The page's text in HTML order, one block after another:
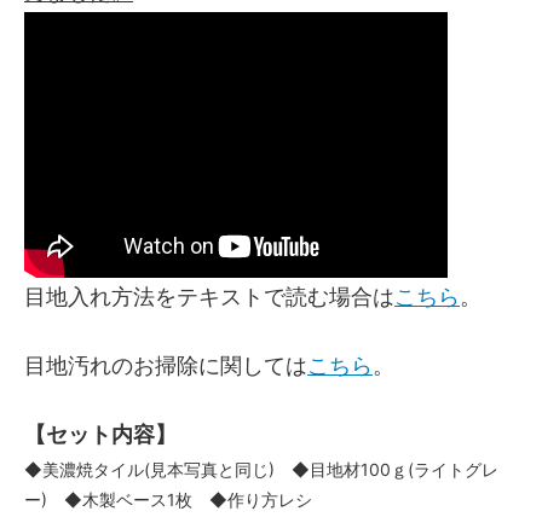
目地入れ方法をテキストで読む場合はこちら。
目地汚れのお掃除に関してはこちら。
【セット内容】
◆美濃焼タイル(見本写真と同じ) ◆目地材100ｇ(ライトグレ
ー) ◆木製ベース1枚 ◆作り方レシ